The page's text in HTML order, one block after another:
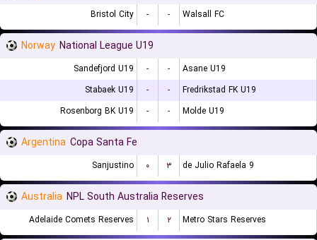
Bristol City - - Walsall FC
Norway National League U19
Sandefjord U19 - -
Asane U19
Stabaek U19
- -
Fredrikstad FK U19
Rosenborg BK U19
- - Molde U19
Argentina Copa Santa Fe
Sanjustino ۰ ۳ 9 de Julio Rafaela
Australia NPL South Australia Reserves
Adelaide Comets Reserves ۱ ۲ Metro Stars Reserves